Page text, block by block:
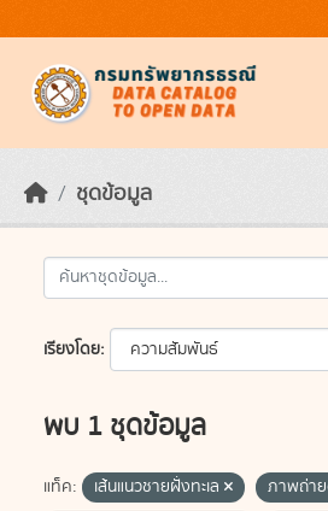
ชุดข้อมูล
เรียงโดย
พบ 1 ชุดข้อมูล
แท็ค: เส้นแนวชายฝั่งทะเล
ภาพถ่า